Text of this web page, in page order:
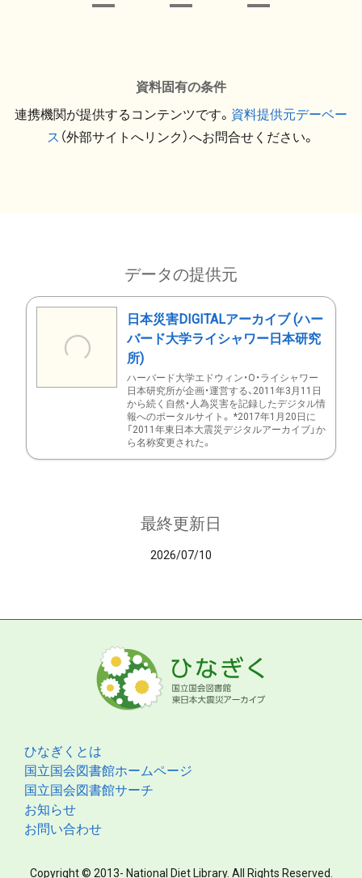
資料固有の条件
連携機関が提供するコンテンツです。 資料提供元デーベー
ス （外部サイトへリンク）へお問合せください。
データの提供元
日本災害DIGITALアーカイブ (ハー
バード大学ライシャワー日本研究
所)
ハーバード大学エドウィン・O・ライシャワー
日本研究所が企画・運営する、2011年3月11日
から続く自然・人為災害を記録したデジタル情
報へのポータルサイト。 *2017年1月20日に
「2011年東日本大震災デジタルアーカイブ」か
ら名称変更された。
最終更新日
2026/07/10
ひなぎくとは
国立国会図書館ホームページ
国立国会図書館サーチ
お知らせ
お問い合わせ
Copyright © 2013- National Diet Library. All Rights Reserved.